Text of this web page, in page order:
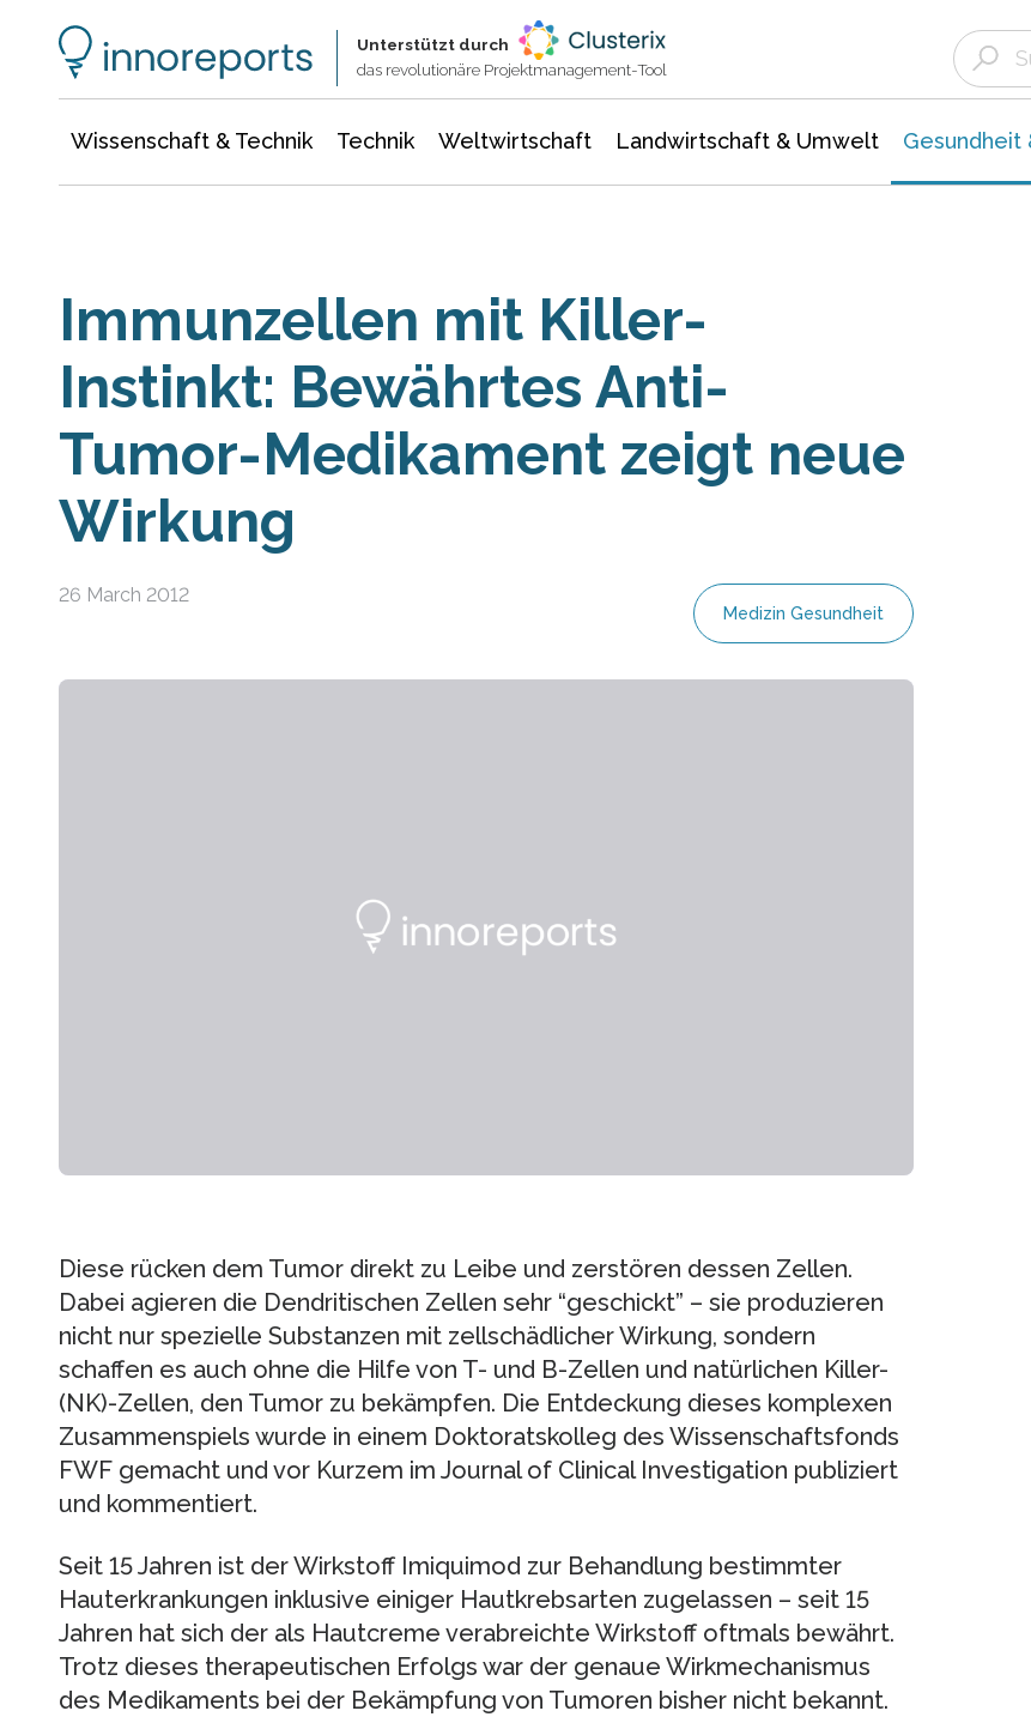
Unterstützt durch
das revolutionäre Projektmanagement-Tool
Wissenschaft & Technik Technik Weltwirtschaft Landwirtschaft & Umwelt Gesundheit
Immunzellen mit Killer-
Instinkt: Bewährtes Anti-
Tumor-Medikament zeigt neue
Wirkung
26 March 2012
Medizin Gesundheit
Diese rücken dem Tumor direkt zu Leibe und zerstören dessen Zellen.
Dabei agieren die Dendritischen Zellen sehr “geschickt” – sie produzieren
nicht nur spezielle Substanzen mit zellschädlicher Wirkung, sondern
schaffen es auch ohne die Hilfe von T- und B-Zellen und natürlichen Killer-
(NK)-Zellen, den Tumor zu bekämpfen. Die Entdeckung dieses komplexen
Zusammenspiels wurde in einem Doktoratskolleg des Wissenschaftsfonds
FWF gemacht und vor Kurzem im Journal of Clinical Investigation publiziert
und kommentiert.
Seit 15 Jahren ist der Wirkstoff Imiquimod zur Behandlung bestimmter
Hauterkrankungen inklusive einiger Hautkrebsarten zugelassen – seit 15
Jahren hat sich der als Hautcreme verabreichte Wirkstoff oftmals bewährt.
Trotz dieses therapeutischen Erfolgs war der genaue Wirkmechanismus
des Medikaments bei der Bekämpfung von Tumoren bisher nicht bekannt.